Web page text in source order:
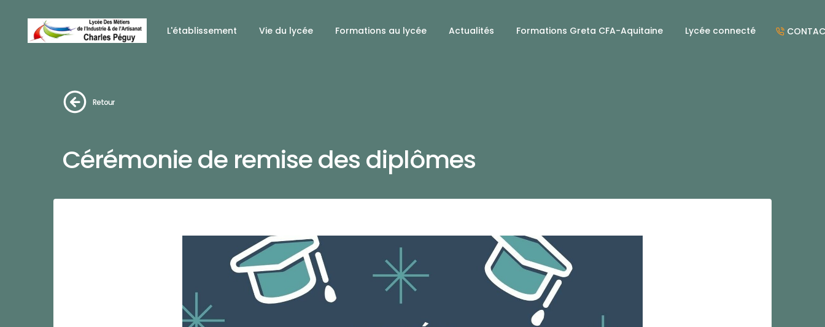
L'établissement Vie du lycée Formations au lycée Actualités Formations Greta CFA-Aquitaine Lycée connecté
Retour
Cérémonie de remise des diplômes